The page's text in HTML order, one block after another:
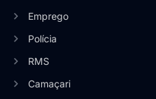
Emprego
Polícia
RMS
Camaçari